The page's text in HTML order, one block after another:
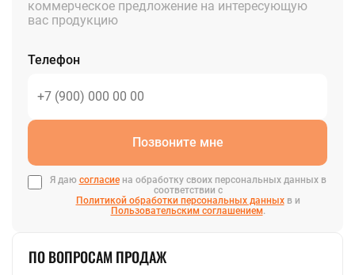
коммерческое предложение на интересующую
вас продукцию
Телефон
Позвоните мне
Я даю согласиена обработку своих персональных данных в
соответствии с
Политикой обработки персональных данныхв и
Пользовательским соглашением.
ПО ВОПРОСАМ ПРОДАЖ